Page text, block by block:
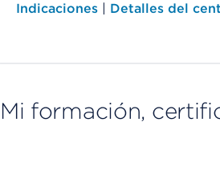
Indicaciones | Detalles del
Mi formación,